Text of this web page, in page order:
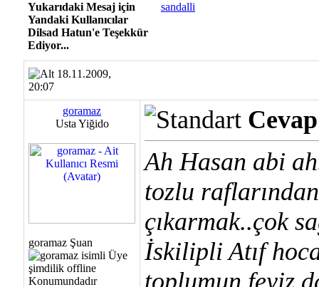
Yukarıdaki Mesaj için
Yandaki Kullanıcılar
Dilsad Hatun'e Teşekkür
Ediyor...
sandalli
18.11.2009,
20:07
goramaz
Usta Yiğido
goramaz Şuan
Ah Hasan abi
tozlu
çıkarmak..çok
İskilipli Atıf
toplumun feyiz